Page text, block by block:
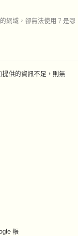
網域，卻無法使用？是哪
提供的資訊不足，則無
帳